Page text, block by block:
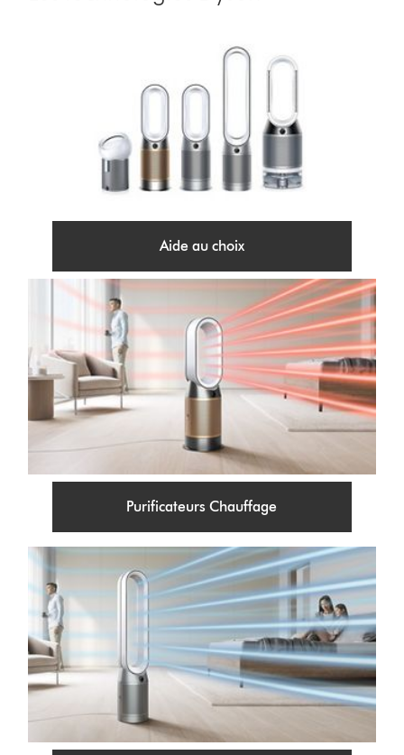
Aide au choix
Purificateurs Chauffage